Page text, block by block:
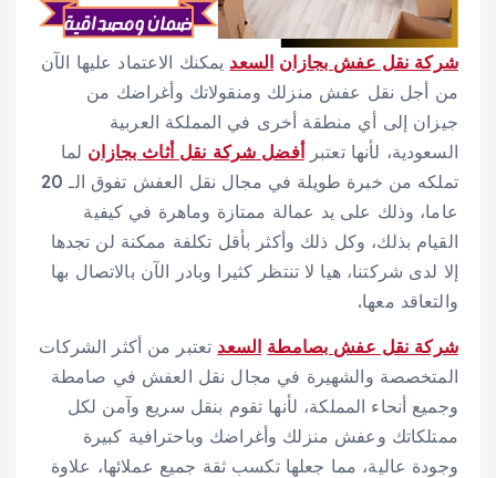
شركة نقل عفش بجازان السعد يمكنك الاعتماد عليها الآن
من أجل نقل عفش منزلك ومنقولاتك وأغراضك من
جيزان إلى أي منطقة أخرى في المملكة العربية
السعودية، لأنها تعتبرأفضل شركة نقل أثاث بجازان لما
تملكه من خبرة طويلة في مجال نقل العفش تفوق الـ 20
عاما، وذلك على يد عمالة ممتازة وماهرة في كيفية
القيام بذلك، وكل ذلك وأكثر بأقل تكلفة ممكنة لن تجدها
إلا لدى شركتنا، هيا لا تنتظر كثيرا وبادر الآن بالاتصال بها
والتعاقد معها.
شركة نقل عفش بصامطة السعد تعتبر من أكثر الشركات
المتخصصة والشهيرة في مجال نقل العفش في صامطة
وجميع أنحاء المملكة، لأنها تقوم بنقل سريع وآمن لكل
ممتلكاتك وعفش منزلك وأغراضك وباحترافية كبيرة
وجودة عالية، مما جعلها تكسب ثقة جميع عملائها، علاوة